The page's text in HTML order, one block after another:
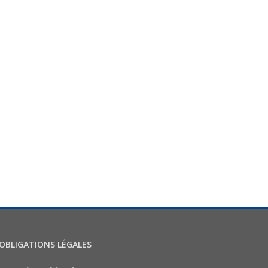
OBLIGATIONS LÉGALES